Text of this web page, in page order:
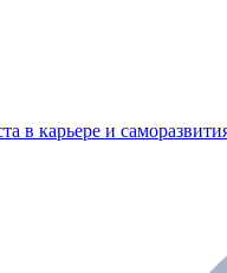
в карьере и